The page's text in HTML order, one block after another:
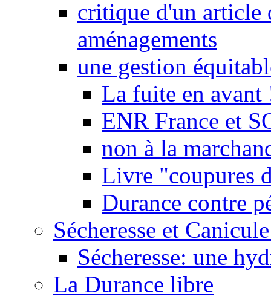
critique d'un article
aménagements
une gestion
La fuite en avant
ENR France et
non à la
Livre "coupures
Durance contre
Sécheresse et
Sécheresse: une
La Durance libre